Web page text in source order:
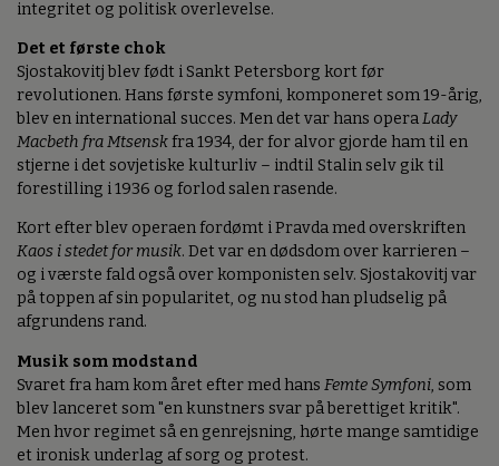
integritet og politisk overlevelse.
Det et første chok
Sjostakovitj blev født i Sankt Petersborg kort før
revolutionen. Hans første symfoni, komponeret som 19-årig,
blev en international succes. Men det var hans operaLady
Macbeth fra Mtsenskfra 1934, der for alvor gjorde ham til en
stjerne i det sovjetiske kulturliv – indtil Stalin selv gik til
forestilling i 1936 og forlod salen rasende.
Kort efter blev operaen fordømt i Pravda med overskriften
Kaos i stedet for musik. Det var en dødsdom over karrieren –
og i værste fald også over komponisten selv. Sjostakovitj var
på toppen af sin popularitet, og nu stod han pludselig på
afgrundens rand.
Musik som modstand
Svaret fra ham kom året efter med hans Femte Symfoni, som
blev lanceret som "en kunstners svar på berettiget kritik".
Men hvor regimet så en genrejsning, hørte mange samtidige
et ironisk underlag af sorg og protest.